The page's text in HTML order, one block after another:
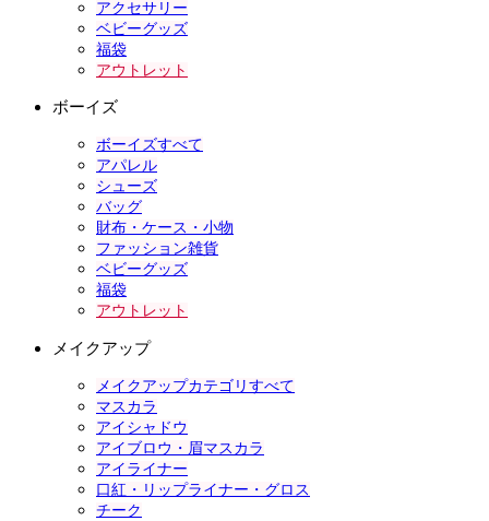
アクセサリー
ベビーグッズ
福袋
アウトレット
ボーイズ
ボーイズすべて
アパレル
シューズ
バッグ
財布・ケース・小物
ファッション雑貨
ベビーグッズ
福袋
アウトレット
メイクアップ
メイクアップカテゴリすべて
マスカラ
アイシャドウ
アイブロウ・眉マスカラ
アイライナー
口紅・リップライナー・グロス
チーク